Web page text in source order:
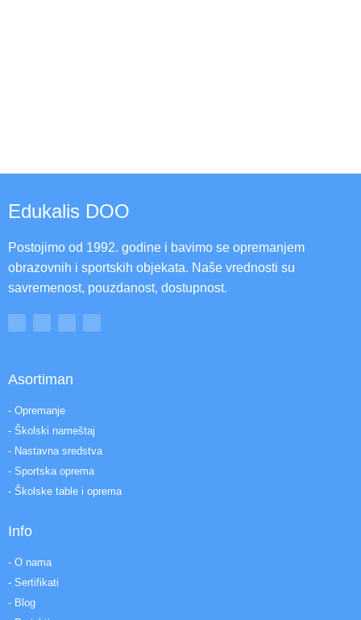
Edukalis DOO
Postojimo od 1992. godine i bavimo se opremanjem
obrazovnih i sportskih objekata. Naše vrednosti su
savremenost, pouzdanost, dostupnost.
Asortiman
- Opremanje
- Školski nameštaj
- Nastavna sredstva
- Sportska oprema
- Školske table i oprema
Info
- O nama
- Sertifikati
- Blog